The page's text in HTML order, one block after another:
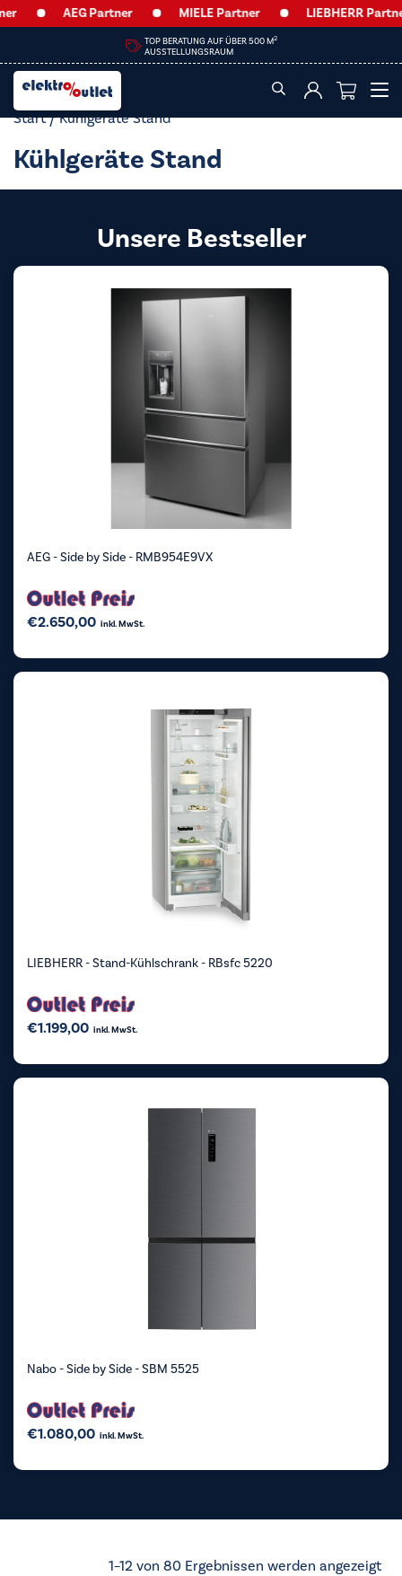
AEG Partner MIELE Partner LIEBHERR Partner
HEUTE GESCHLOSSEN
Start/ Kühlgeräte Stand
Kühlgeräte Stand
Unsere Bestseller
AEG - Side by Side - RMB954E9VX
€2.650,00 inkl. MwSt.
LIEBHERR - Stand-Kühlschrank - RBsfc 5220
€1.199,00 inkl. MwSt.
Nabo - Side by Side - SBM 5525
€1.080,00 inkl. MwSt.
1–12 von 80 Ergebnissen werden angezeigt